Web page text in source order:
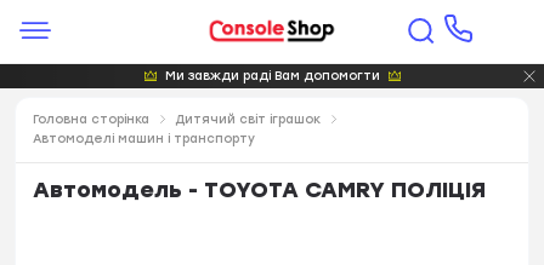
Ми завжди раді Вам допомогти
Головна сторінка
Дитячий світ іграшок
Автомоделі машин і транспорту
Автомодель - TOYOTA CAMRY ПОЛІЦІЯ